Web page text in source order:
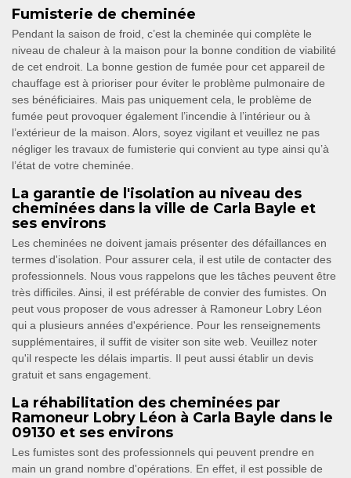
Fumisterie de cheminée
Pendant la saison de froid, c’est la cheminée qui complète le
niveau de chaleur à la maison pour la bonne condition de viabilité
de cet endroit. La bonne gestion de fumée pour cet appareil de
chauffage est à prioriser pour éviter le problème pulmonaire de
ses bénéficiaires. Mais pas uniquement cela, le problème de
fumée peut provoquer également l’incendie à l’intérieur ou à
l’extérieur de la maison. Alors, soyez vigilant et veuillez ne pas
négliger les travaux de fumisterie qui convient au type ainsi qu’à
l’état de votre cheminée.
La garantie de l'isolation au niveau des
cheminées dans la ville de Carla Bayle et
ses environs
Les cheminées ne doivent jamais présenter des défaillances en
termes d'isolation. Pour assurer cela, il est utile de contacter des
professionnels. Nous vous rappelons que les tâches peuvent être
très difficiles. Ainsi, il est préférable de convier des fumistes. On
peut vous proposer de vous adresser à Ramoneur Lobry Léon
qui a plusieurs années d'expérience. Pour les renseignements
supplémentaires, il suffit de visiter son site web. Veuillez noter
qu'il respecte les délais impartis. Il peut aussi établir un devis
gratuit et sans engagement.
La réhabilitation des cheminées par
Ramoneur Lobry Léon à Carla Bayle dans le
09130 et ses environs
Les fumistes sont des professionnels qui peuvent prendre en
main un grand nombre d'opérations. En effet, il est possible de